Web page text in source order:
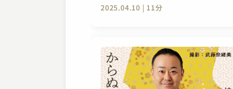
2025.04.10 | 11分